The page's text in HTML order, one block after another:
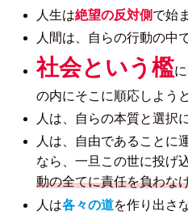
人生は絶望の反対側 で始
人間は、自らの行動の中
社会という檻
の内にそこに順応しよう
人は、自らの本質と選択
人は、自由であることに
なら、一旦この世に投げ
動の全てに責任を負わな
人は各々の道を作り出さ